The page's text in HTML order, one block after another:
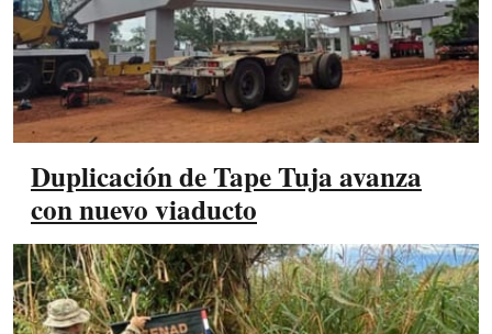
Duplicación de Tape Tuja avanza
con nuevo viaducto